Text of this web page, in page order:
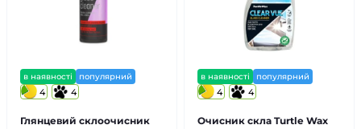
в наявності популярний
4 4
Глянцевий склоочисник
в наявності популярний
4 4
Очисник скла Turtle Wax